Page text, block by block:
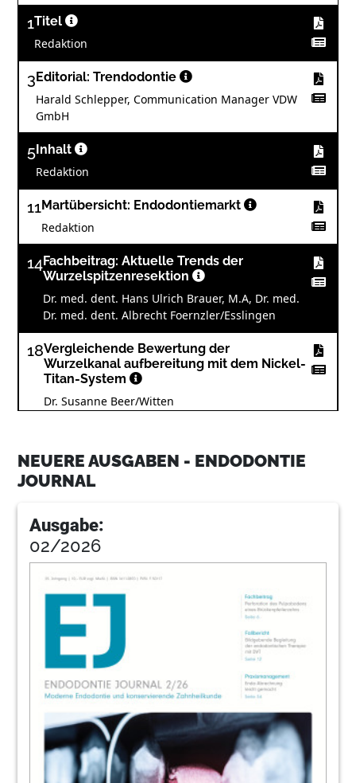
1Titel
Redaktion
3 Editorial: Trendodontie
Harald Schlepper, Communication Manager VDW
GmbH
5 Inhalt
Redaktion
11Martübersicht: Endodontiemarkt
Redaktion
14Fachbeitrag: Aktuelle Trends der
Wurzelspitzenresektion
Dr. med. dent. Hans Ulrich Brauer, M.A, Dr. med.
Dr. med. dent. Albrecht Foernzler/Esslingen
18Vergleichende Bewertung der
Wurzelkanal aufbereitung mit dem Nickel-
Titan-System
Dr. Susanne Beer/Witten
26Fachbeitrag: Endodontische Revision in
Dr. med. dent. Ralf Schlichting/Passau, Dr.
Christian R. Gernhardt/Halle (Saale)
30Direkte adhäsive Stiftbefestigung und
Stumpfaufbau in einer Sitzung
Dr. Marcelo Balsamo/So Paulo (Brasilien)
Wurzelfüllung mit warmer Guttapercha -
Thermoplastische Wurzelfüllung mit dem
E&Q Master
Dr. Wolfgang Gänsler/Illertissen
36Herstellerinformationen
Redaktion
NEUERE AUSGABEN - ENDODONTIE
JOURNAL
Ausgabe:
02/2026